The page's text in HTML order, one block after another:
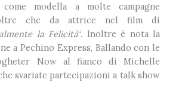
modella a molte campagne
oltre che da attrice nel film di
la Felicità“. Inoltre è nota la
a Pechino Express, Ballando con le
Now al fianco di Michelle
svariate partecipazioni a talk show